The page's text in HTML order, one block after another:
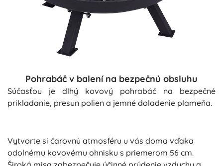
Pohrabáč v balení na bezpečnú obsluhu
Súčasťou je dlhý kovový pohrabáč na bezpečné
prikladanie, presun polien a jemné doladenie plameňa.
Vytvorte si čarovnú atmosféru u vás doma vďaka
odolnému kovovému ohnisku s priemerom 56 cm.